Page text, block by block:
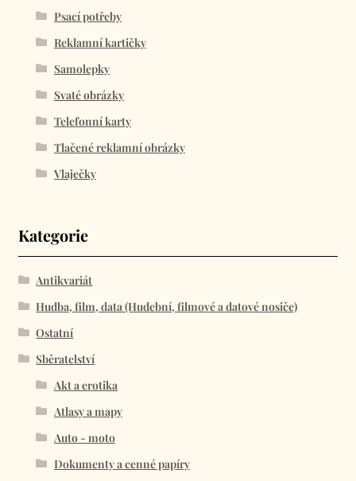
Psací potřeby
Reklamní kartičky
Samolepky
Svaté obrázky
Telefonní karty
Tlačené reklamní obrázky
Vlaječky
Kategorie
Antikvariát
Hudba, film, data (Hudební, filmové a datové nosiče)
Ostatní
Sběratelství
Akt a erotika
Atlasy a mapy
Auto - moto
Dokumenty a cenné papíry